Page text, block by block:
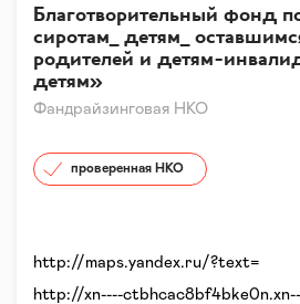
Фандрайзинговая НКО
Благотворительный фонд
сиротам_ детям_
родителей и детям-
детям»
проверенная НКО
http://maps.yandex.ru/?text=
http://xn----